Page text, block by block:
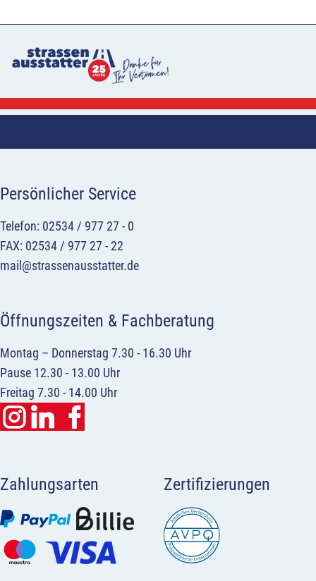
Persönlicher Service
Telefon: 02534 / 977 27 - 0
FAX: 02534 / 977 27 - 22
mail@strassenausstatter.de
Öffnungszeiten & Fachberatung
Montag – Donnerstag 7.30 - 16.30 Uhr
Pause 12.30 - 13.00 Uhr
Freitag 7.30 - 14.00 Uhr
Zahlungsarten Zertifizierungen